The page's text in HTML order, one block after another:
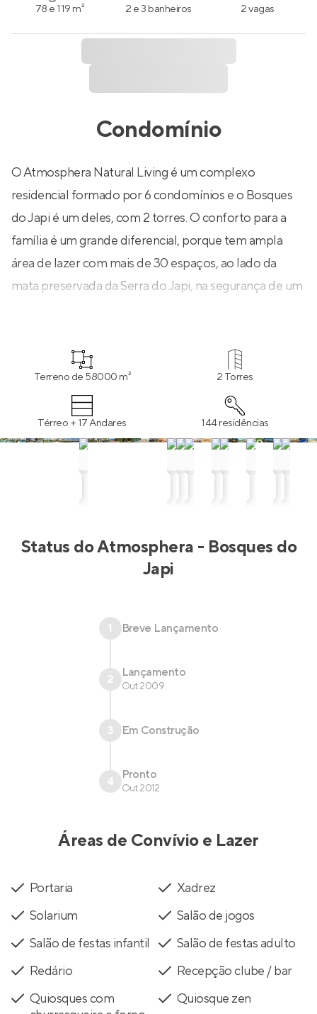
78 e 119 m² 2 e 3 banheiros 2 vagas
Condomínio
O Atmosphera Natural Living é um complexo
residencial formado por 6 condomínios e o Bosques
do Japi é um deles, com 2 torres. O conforto para a
família é um grande diferencial, porque tem ampla
área de lazer com mais de 30 espaços, ao lado da
mata preservada da Serra do Japi, na segurança de um
Terreno de 58000 m² 2 Torres
Térreo + 17 Andares 144 residências
Status doAtmosphera - Bosques do
Japi
1 Breve Lançamento
2 Lançamento
Out 2009
3 Em Construção
4 Pronto
Out 2012
Áreas de Convívio e Lazer
Portaria
Xadrez
Solarium
Salão de jogos
Salão de festas infantil
Salão de festas adulto
Redário
Recepção clube / bar
Quiosques com
Quiosque zen